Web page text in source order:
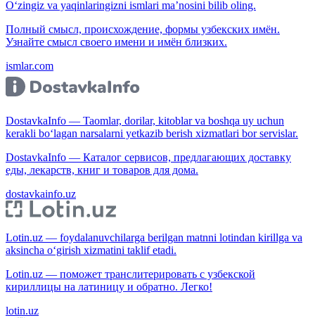
O‘zingiz va yaqinlaringizni ismlari ma’nosini bilib oling.
Полный смысл, происхождение, формы узбекских имён.
Узнайте смысл своего имени и имён близких.
ismlar.com
DostavkaInfo — Taomlar, dorilar, kitoblar va boshqa uy uchun
kerakli bo‘lagan narsalarni yetkazib berish xizmatlari bor servislar.
DostavkaInfo — Каталог сервисов, предлагающих доставку
еды, лекарств, книг и товаров для дома.
dostavkainfo.uz
Lotin.uz — foydalanuvchilarga berilgan matnni lotindan kirillga va
aksincha o‘girish xizmatini taklif etadi.
Lotin.uz — поможет транслитерировать с узбекской
кириллицы на латиницу и обратно. Легко!
lotin.uz